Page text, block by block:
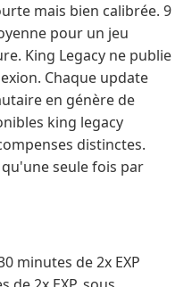
mais bien calibrée. 9
pour un jeu
King Legacy ne publie
Chaque update
en génère de
king legacy
distinctes.
seule fois par
minutes de 2x EXP